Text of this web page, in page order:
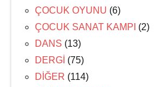
ÇOCUK OYUNU (6)
ÇOCUK SANAT KAMPI (2)
DANS (13)
DERGİ (75)
DİĞER (114)